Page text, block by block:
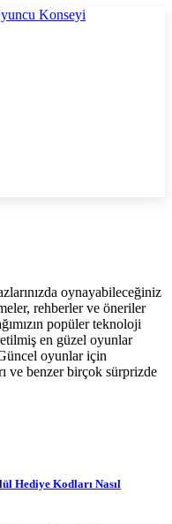
oynayabileceğiniz
rehberler ve öneriler
popüler teknoloji
en güzel oyunlar
oyunlar için
ve benzer birçok sürprizde
Hediye Kodları Nasıl